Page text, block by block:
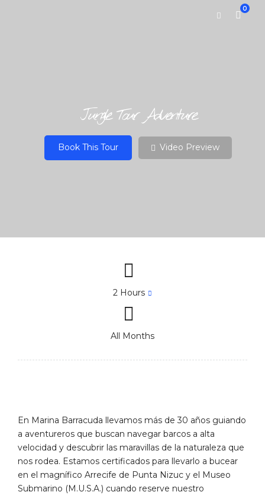
0
Jungle Tour Adventure
Book This Tour Video Preview
2 Hours
All Months
En Marina Barracuda llevamos más de 30 años guiando
a aventureros que buscan navegar barcos a alta
velocidad y descubrir las maravillas de la naturaleza que
nos rodea. Estamos certificados para llevarlo a bucear
en el magnífico Arrecife de Punta Nizuc y el Museo
Submarino (M.U.S.A.) cuando reserve nuestro